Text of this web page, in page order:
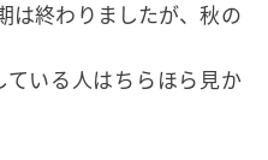
は終わりましたが、秋の
いる人はちらほら見か